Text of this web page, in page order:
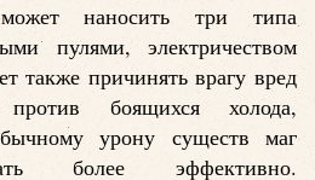
наносить три типа
пулями, электричеством
также причинять врагу вред
боящихся холода,
урону существ маг
более эффективно.